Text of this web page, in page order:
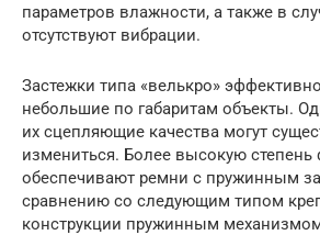
параметров влажности, а также в
отсутствуют вибрации.
Застежки типа «велькро»
небольшие по габаритам объекты.
их сцепляющие качества могут
измениться. Более высокую степень
обеспечивают ремни с пружинным
сравнению со следующим типом
конструкции пружинным